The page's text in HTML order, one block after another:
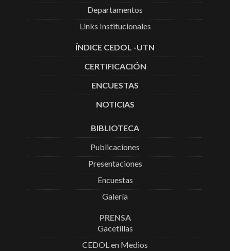
Departamentos
Links Institucionales
ÍNDICE CEDOL -UTN
CERTIFICACIÓN
ENCUESTAS
NOTICIAS
BIBLIOTECA
Publicaciones
Presentaciones
Encuestas
Galería
PRENSA
Gacetillas
CEDOL en Medios